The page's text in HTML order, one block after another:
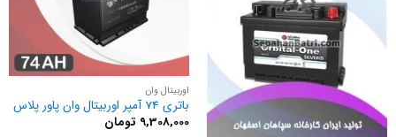
اوربیتال وان
باتری 74 آمپر اوربیتال وان پاور پلاس
9,308,000 تومان